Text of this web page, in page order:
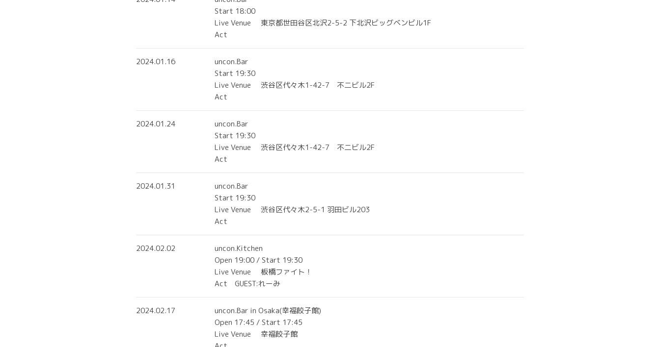
Start 18:00
Live Venue
東京都世田谷区北沢2-5-2 下北沢ビッグベンビル1F
Act
2024.01.16
uncon.Bar
Start 19:30
Live Venue
渋谷区代々木1-42-7 不二ビル2F
Act
2024.01.24
uncon.Bar
Start 19:30
Live Venue
渋谷区代々木1-42-7 不二ビル2F
Act
2024.01.31
uncon.Bar
Start 19:30
Live Venue
渋谷区代々木2-5-1 羽田ビル203
Act
2024.02.02
uncon.Kitchen
Open 19:00 / Start 19:30
Live Venue
板橋ファイト！
Act GUEST:れーみ
2024.02.17
uncon.Bar in Osaka(幸福餃子館)
Open 17:45 / Start 17:45
Live Venue
幸福餃子館